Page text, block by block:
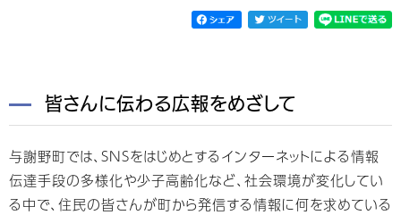
皆さんに伝わる広報をめざして
与謝野町では、SNSをはじめとするインターネットによる情報
伝達手段の多様化や少子高齢化など、社会環境が変化してい
る中で、住民の皆さんが町から発信する情報に何を求めている